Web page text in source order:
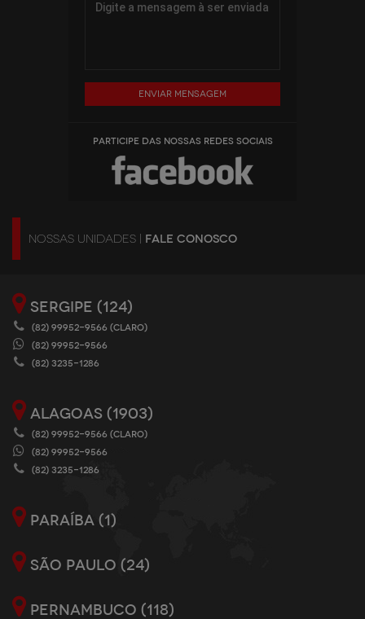
Enviar mensagem
PARTICIPE DAS NOSSAS REDES SOCIAIS
NOSSAS UNIDADES | FALE CONOSCO
SERGIPE (124)
(82) 99952-9566 (CLARO)
(82) 99952-9566
(82) 3235-1286
ALAGOAS (1903)
(82) 99952-9566 (CLARO)
(82) 99952-9566
(82) 3235-1286
PARAÍBA (1)
SÃO PAULO (24)
PERNAMBUCO (118)